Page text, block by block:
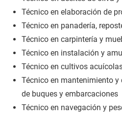
Técnico en elaboración de
Técnico en panadería,
Técnico en carpintería y
Técnico en instalación y
Técnico en cultivos
Técnico en mantenimiento
de buques y embarcaciones
Técnico en navegación y